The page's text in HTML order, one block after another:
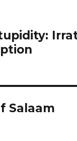
Salaam